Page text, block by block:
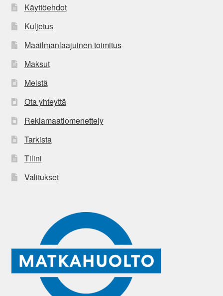
Käyttöehdot
Kuljetus
Maailmanlaajuinen toimitus
Maksut
Meistä
Ota yhteyttä
Reklamaatiomenettely
Tarkista
Tilini
Valitukset